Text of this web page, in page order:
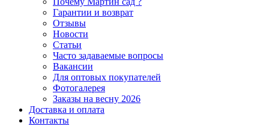
Гарантии и возврат
Отзывы
Новости
Статьи
Часто задаваемые вопросы
Вакансии
Для оптовых покупателей
Фотогалерея
Заказы на весну 2026
Доставка и оплата
Контакты